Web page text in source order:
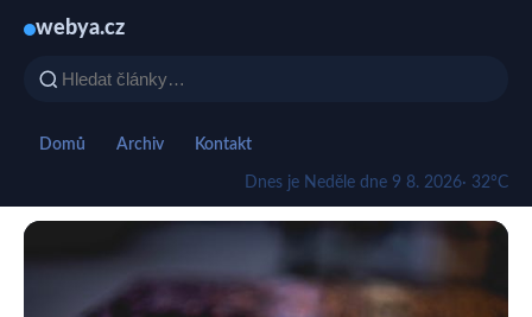
webya.cz
Domů Archiv Kontakt
Dnes je Neděle dne 9 8. 2026· 32°C